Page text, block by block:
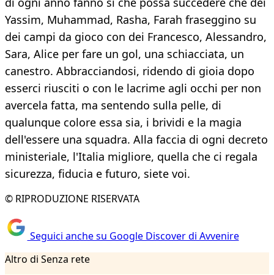
Yassim, Muhammad, Rasha, Farah fraseggino su
dei campi da gioco con dei Francesco, Alessandro,
Sara, Alice per fare un gol, una schiacciata, un
canestro. Abbracciandosi, ridendo di gioia dopo
esserci riusciti o con le lacrime agli occhi per non
avercela fatta, ma sentendo sulla pelle, di
qualunque colore essa sia, i brividi e la magia
dell'essere una squadra. Alla faccia di ogni decreto
ministeriale, l'Italia migliore, quella che ci regala
sicurezza, fiducia e futuro, siete voi.
© RIPRODUZIONE RISERVATA
Seguici anche su Google Discover di Avvenire
Altro di Senza rete